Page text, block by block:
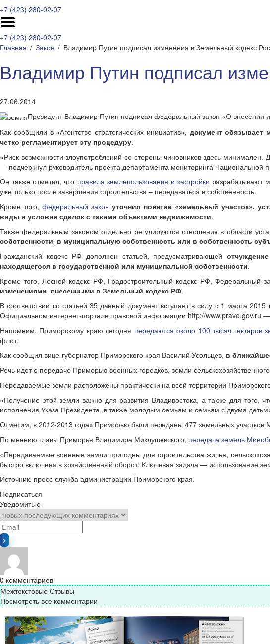
+7 (423) 280-02-07
+7 (423) 280-02-07
Главная
Закон Владимир Путин подписал изменения в Земельный кодекс
Владимир Путин подписал
27.06.2014
Президент Владимир Путин подписал федеральный закон «О внесении
Как сообщили в «Агентстве стратегических инициатив», документ обязывает
четко регламентирует эту процедуру.
«Риск возможности злоупотреблений со стороны чиновников здесь
— подчеркнул руководитель проекта департамента мониторинга
Он также отметил, что правила землепользования и застройки разрабатывают
уже только после завершения строительства – передаваться в собственность.
Кроме того,федеральный закон уточнил понятие «земельный участок»,
виды и условия сделок с такими объектами недвижимости.
Также федеральным законом отдельно регулируются отношения в области
собственности, в муниципальную собственность или в собственность
Гражданский кодекс РФ дополнен статьей, предусматривающей
находящегося в государственной или муниципальной собственности.
Кроме того, Лесной кодекс РФ, Градостроительный кодекс РФ, Федеральный
изменениями, внесенными в Земельный кодекс РФ.
В соответствии со статьей 35 данный документ вступает в силу с 1 марта 2015
Официальном интернет-портале правовой информации http://www.pravo.gov.ru
Напомним, Приморскому краю сегодня передаются около 100 тысяч гектаров
флот.
Как сообщил вице-губернатор Приморского края Василий Усольцев, в
Речь идет о передаче Приморью военных городков, земли
Передаваемые земли расположены практически на всей территории
«Получение этой земли важно для развития Владивостока, а также для того,
исполнения Указа Президента, в также молодым семьям и семьям с двумя
Отметим, в 2012-2013 годах Приморью были переданы 477 земельных участков
По мнению главы Приморья Владимира Миклушевского, передача земель
«Передаваемые военные земли пригодны для строительства жилья,
быстро включена в хозяйственный оборот. Ключевая задача — использование
Источник: пресс-служба администрации Приморского края.
Подписаться
Уведомить о
0 комментариев
Межтекстовые Отзывы
Посмотреть все комментарии